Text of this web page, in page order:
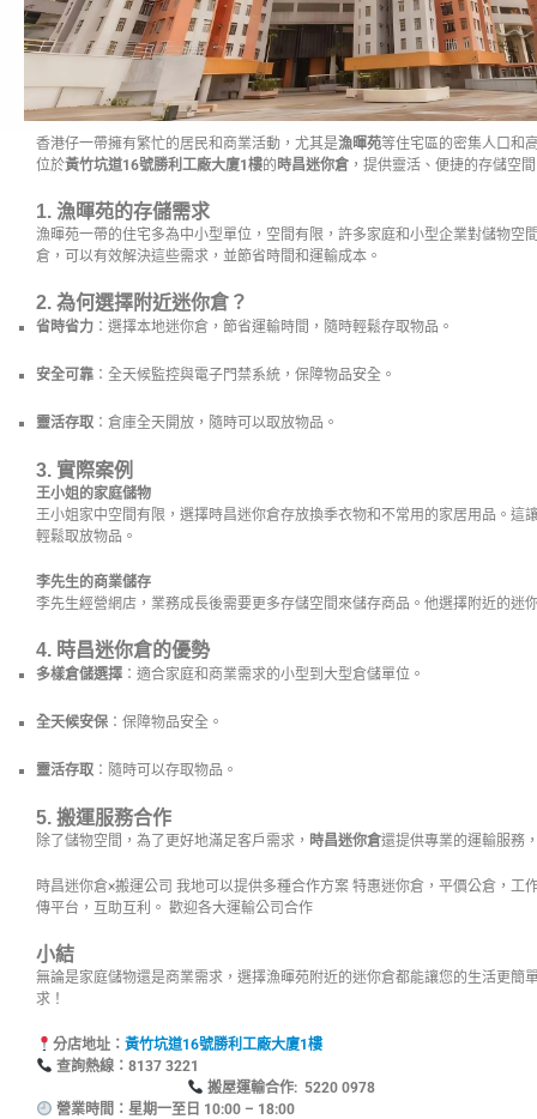
香港仔一帶擁有繁忙的居民和商業活動，尤其是漁暉苑等住宅區的密集人口和
位於黃竹坑道16號勝利工廠大廈1樓的時昌迷你倉 ，提供靈活、便捷的存儲空
1. 漁暉苑的存儲需求
漁暉苑一帶的住宅多為中小型單位，空間有限，許多家庭和小型企業對儲物空
倉，可以有效解決這些需求，並節省時間和運輸成本。
2. 為何選擇附近迷你倉？
省時省力 ：選擇本地迷你倉，節省運輸時間，隨時輕鬆存取物品。
安全可靠 ：全天候監控與電子門禁系統，保障物品安全。
靈活存取 ：倉庫全天開放，隨時可以取放物品。
3. 實際案例
王小姐的家庭儲物
王小姐家中空間有限，選擇時昌迷你倉存放換季衣物和不常用的家居用品。這
輕鬆取放物品。
李先生的商業儲存
李先生經營網店，業務成長後需要更多存儲空間來儲存商品。他選擇附近的迷
4. 時昌迷你倉的優勢
多樣倉儲選擇 ：適合家庭和商業需求的小型到大型倉儲單位。
全天候安保 ：保障物品安全。
靈活存取 ：隨時可以存取物品。
5. 搬運服務合作
除了儲物空間，為了更好地滿足客戶需求， 時昌迷你倉還提供專業的運輸服務
時昌迷你倉×搬運公司 我地可以提供多種合作方案 特惠迷你倉，平價公倉，工
傳平台，互助互利。 歡迎各大運輸公司合作
小結
無論是家庭儲物還是商業需求，選擇漁暉苑附近的迷你倉都能讓您的生活更簡
求！
分店地址： 黃竹坑道16號勝利工廠大廈1樓
查詢熱線：
搬屋運輸合作: 5220 0978
營業時間：星期一至日 10:00 – 18:00